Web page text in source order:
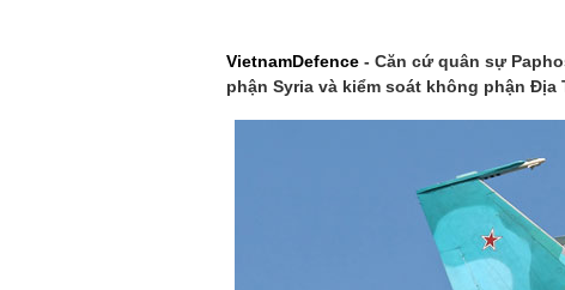
VietnamDefence - Căn cứ quân sự
phận Syria và kiểm soát không phận